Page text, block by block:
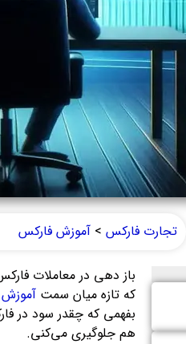
تجارت فارکس > آموزش فارکس
باز دهی در معاملات
که تازه میان سمت
بفهمی که چقدر سود در
هم جلوگیری می‌کنی.